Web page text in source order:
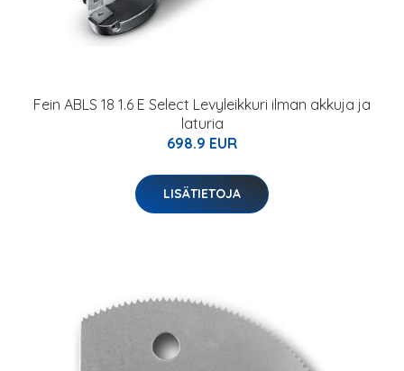
Fein ABLS 18 1.6 E Select Levyleikkuri ilman akkuja ja
laturia
698.9 EUR
LISÄTIETOJA